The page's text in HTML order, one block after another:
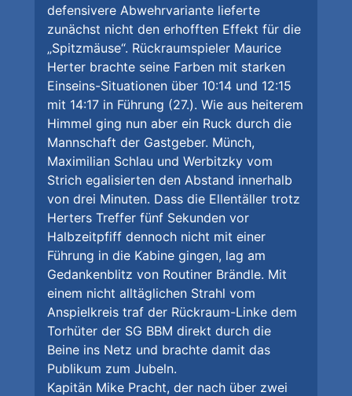
defensivere Abwehrvariante lieferte
zunächst nicht den erhofften Effekt für die
„Spitzmäuse“. Rückraumspieler Maurice
Herter brachte seine Farben mit starken
Einseins-Situationen über 10:14 und 12:15
mit 14:17 in Führung (27.). Wie aus heiterem
Himmel ging nun aber ein Ruck durch die
Mannschaft der Gastgeber. Münch,
Maximilian Schlau und Werbitzky vom
Strich egalisierten den Abstand innerhalb
von drei Minuten. Dass die Ellentäller trotz
Herters Treffer fünf Sekunden vor
Halbzeitpfiff dennoch nicht mit einer
Führung in die Kabine gingen, lag am
Gedankenblitz von Routiner Brändle. Mit
einem nicht alltäglichen Strahl vom
Anspielkreis traf der Rückraum-Linke dem
Torhüter der SG BBM direkt durch die
Beine ins Netz und brachte damit das
Publikum zum Jubeln.
Kapitän Mike Pracht, der nach über zwei